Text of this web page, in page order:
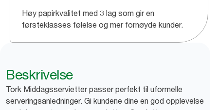
Høy papirkvalitet med 3 lag som gir en
førsteklasses følelse og mer fornøyde kunder.
Beskrivelse
Tork Middagsservietter passer perfekt til uformelle
serveringsanledninger. Gi kundene dine en god opplevelse